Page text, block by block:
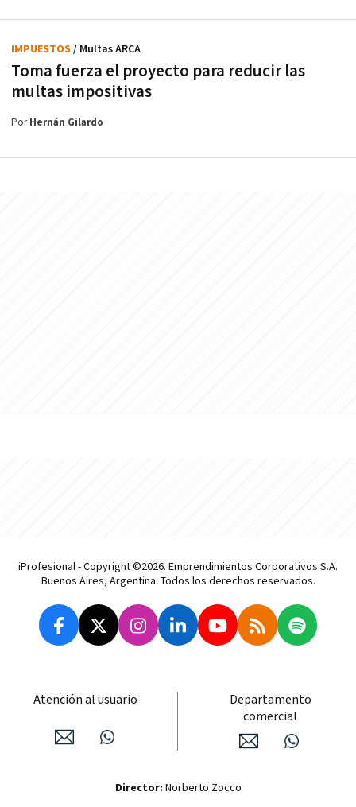
Toma fuerza el proyecto para reducir las
multas impositivas
IMPUESTOS / Multas ARCA
PorHernán Gilardo
iProfesional - Copyright ©2026. Emprendimientos Corporativos S.A.
Buenos Aires, Argentina. Todos los derechos reservados.
Atención al usuario
Departamento
comercial
Director: Norberto Zocco